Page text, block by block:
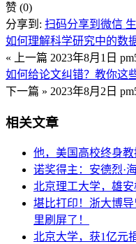
赞 (0)
分享到: 扫码分享到微信
如何理解科学研究中的数
« 上一篇 2023年8月1日
如何给论文纠错？教你这
下一篇 » 2023年8月2日
相关文章
他，美国高校终身
诺奖得主：安德烈·
北京理工大学，雄安
堪比打印！浙大博
里刷屏了！
北京大学，获1亿元